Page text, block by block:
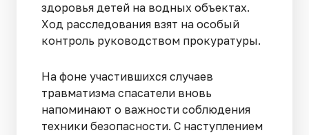
здоровья детей на водных объектах.
Ход расследования взят на особый
контроль руководством прокуратуры.
На фоне участившихся случаев
травматизма спасатели вновь
напоминают о важности соблюдения
техники безопасности. С наступлением